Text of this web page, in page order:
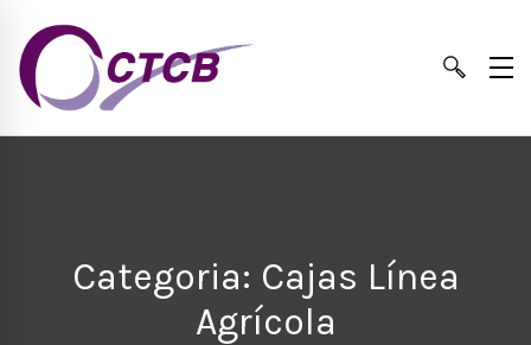
Categoria: Cajas Línea
Agrícola